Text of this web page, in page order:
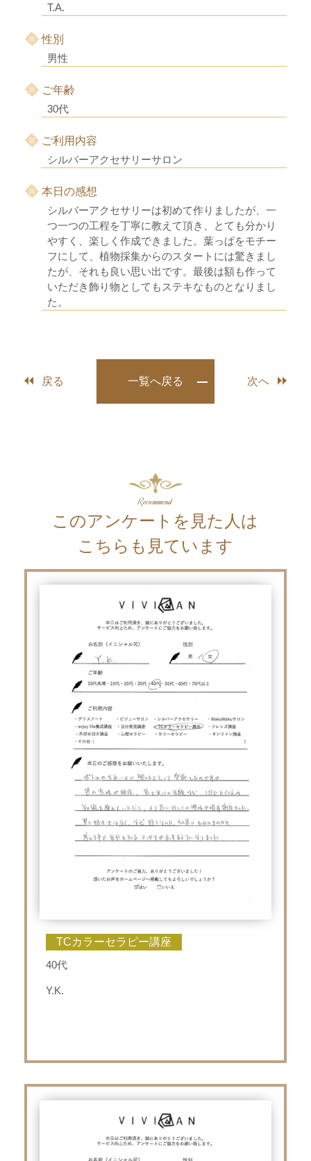
T.A.
性別
男性
ご年齢
30代
ご利用内容
シルバーアクセサリーサロン
本日の感想
シルバーアクセサリーは初めて作りましたが、一
つ一つの工程を丁寧に教えて頂き、とても分かり
やすく、楽しく作成できました。葉っぱをモチー
フにして、植物採集からのスタートには驚きまし
たが、それも良い思い出です。最後は額も作って
いただき飾り物としてもステキなものとなりまし
た。
戻る 一覧へ戻る 次へ
Recommend
このアンケートを⾒た人は
こちらも見ています
TCカラーセラピー講座
40代
Y.K.